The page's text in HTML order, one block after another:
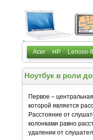
Acer HP Lenovo-
Ноутбук в роли
Первое –
которой является
Расстояние от
колонками равно
удалении от